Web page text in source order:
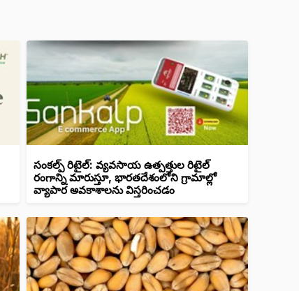
సంకల్ప్ రిటైల్: వ్యవసాయ ఉత్పత్తుల రిటైల్
రంగాన్ని మారుస్తూ, భారతదేశంలోని గ్రామాల్లో
వ్యాపార అవకాశాలను విస్తరించడం